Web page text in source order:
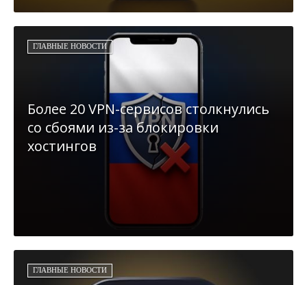
ГЛАВНЫЕ НОВОСТИ
Более 20 VPN-сервисов столкнулись
со сбоями из-за блокировки
хостингов
ГЛАВНЫЕ НОВОСТИ